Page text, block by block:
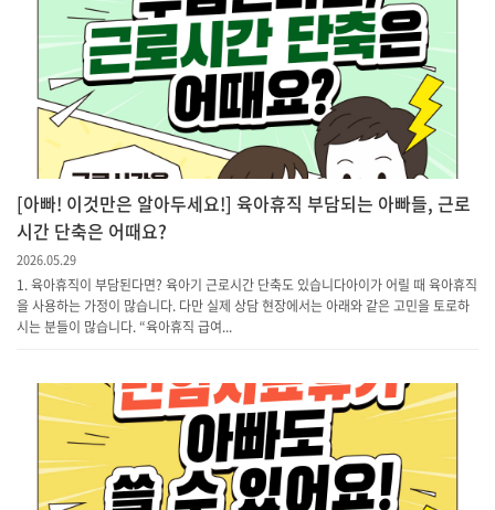
[아빠! 이것만은 알아두세요!] 육아휴직 부담되는 아빠들, 근로
시간 단축은 어때요?
2026.05.29
1. 육아휴직이 부담된다면? 육아기 근로시간 단축도 있습니다아이가 어릴 때 육아휴직
을 사용하는 가정이 많습니다. 다만 실제 상담 현장에서는 아래와 같은 고민을 토로하
시는 분들이 많습니다. “육아휴직 급여...